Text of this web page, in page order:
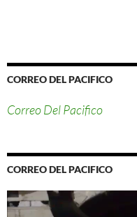
CORREO DEL PACIFICO
Correo Del Pacifico
CORREO DEL PACIFICO